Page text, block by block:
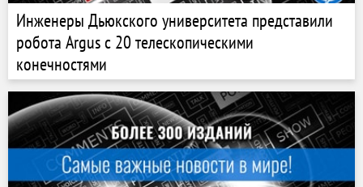
Инженеры Дьюкского университета представили
робота Argus с 20 телескопическими
конечностями